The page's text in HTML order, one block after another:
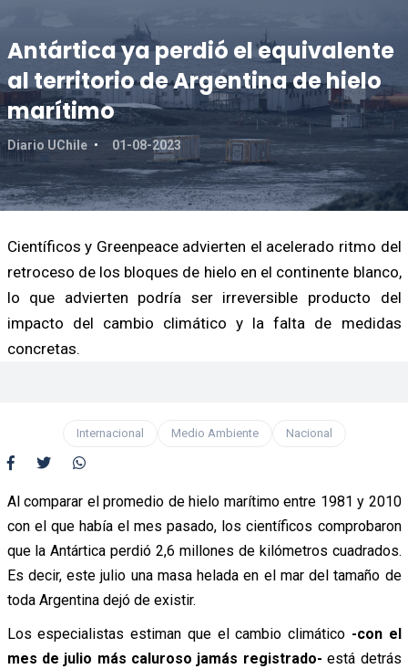
Antártica ya perdió el equivalente
al territorio de Argentina de hielo
marítimo
Diario UChile 01-08-2023
Científicos y Greenpeace advierten el acelerado ritmo del
retroceso de los bloques de hielo en el continente blanco,
lo que advierten podría ser irreversible producto del
impacto del cambio climático y la falta de medidas
concretas.
Internacional Medio Ambiente Nacional
Al comparar el promedio de hielo marítimo entre 1981 y 2010
con el que había el mes pasado, los científicos comprobaron
que la Antártica perdió 2,6 millones de kilómetros cuadrados.
Es decir, este julio una masa helada en el mar del tamaño de
toda Argentina dejó de existir.
Los especialistas estiman que el cambio climático -con el
mes de julio más caluroso jamás registrado- está detrás